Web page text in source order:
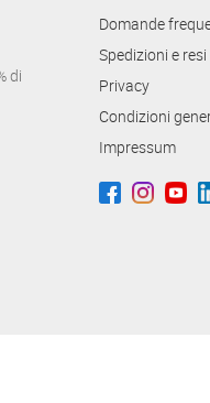
di
Domande
Spedizioni e resi
Privacy
Condizioni
Impressum